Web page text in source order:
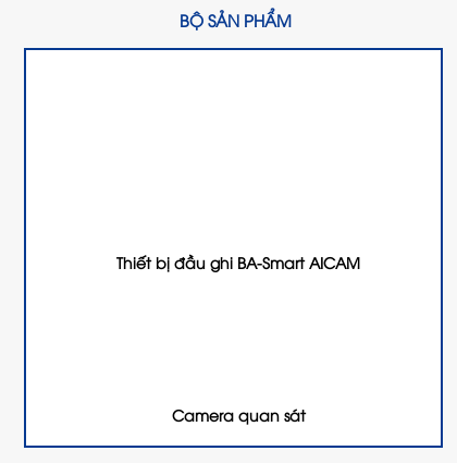
BỘ SẢN PHẨM
Thiết bị đầu ghi BA-Smart AICAM
Camera quan sát